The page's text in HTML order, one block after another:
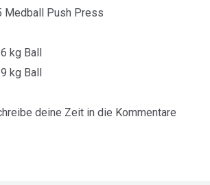
Medball Push Press
kg Ball
kg Ball
deine Zeit in die Kommentare